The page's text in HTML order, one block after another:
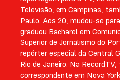
Televisão, em Campinas,
Paulo. Aos 20, mudou-se
graduou Bacharel em
Superior de Jornalismo do
repórter especial da Central
Rio de Janeiro. Na
correspondente em Nova